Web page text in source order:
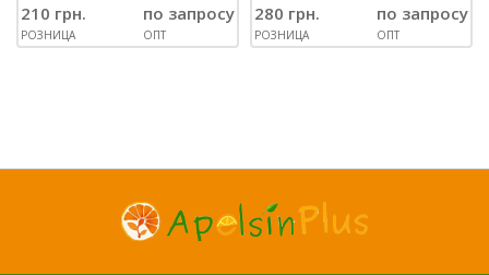
210 грн.
РОЗНИЦА
по запросу
ОПТ
280 грн.
РОЗНИЦА
по запросу
ОПТ